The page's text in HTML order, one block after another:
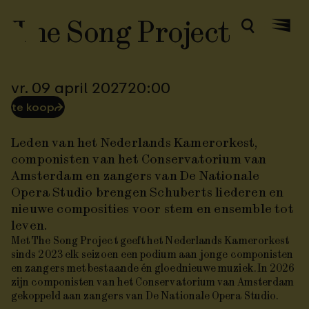
ZoekenMenu
The Song Project
vr. 09 april 202720:00
te koop⮫
Leden van het Nederlands Kamerorkest,
componisten van het Conservatorium van
Amsterdam en zangers van De Nationale
Opera Studio brengen Schuberts liederen en
nieuwe composities voor stem en ensemble tot
leven.
Met The Song Project geeft het Nederlands Kamerorkest
sinds 2023 elk seizoen een podium aan jonge componisten
en zangers met bestaande én gloednieuwe muziek. In 2026
zijn componisten van het Conservatorium van Amsterdam
gekoppeld aan zangers van De Nationale Opera Studio.